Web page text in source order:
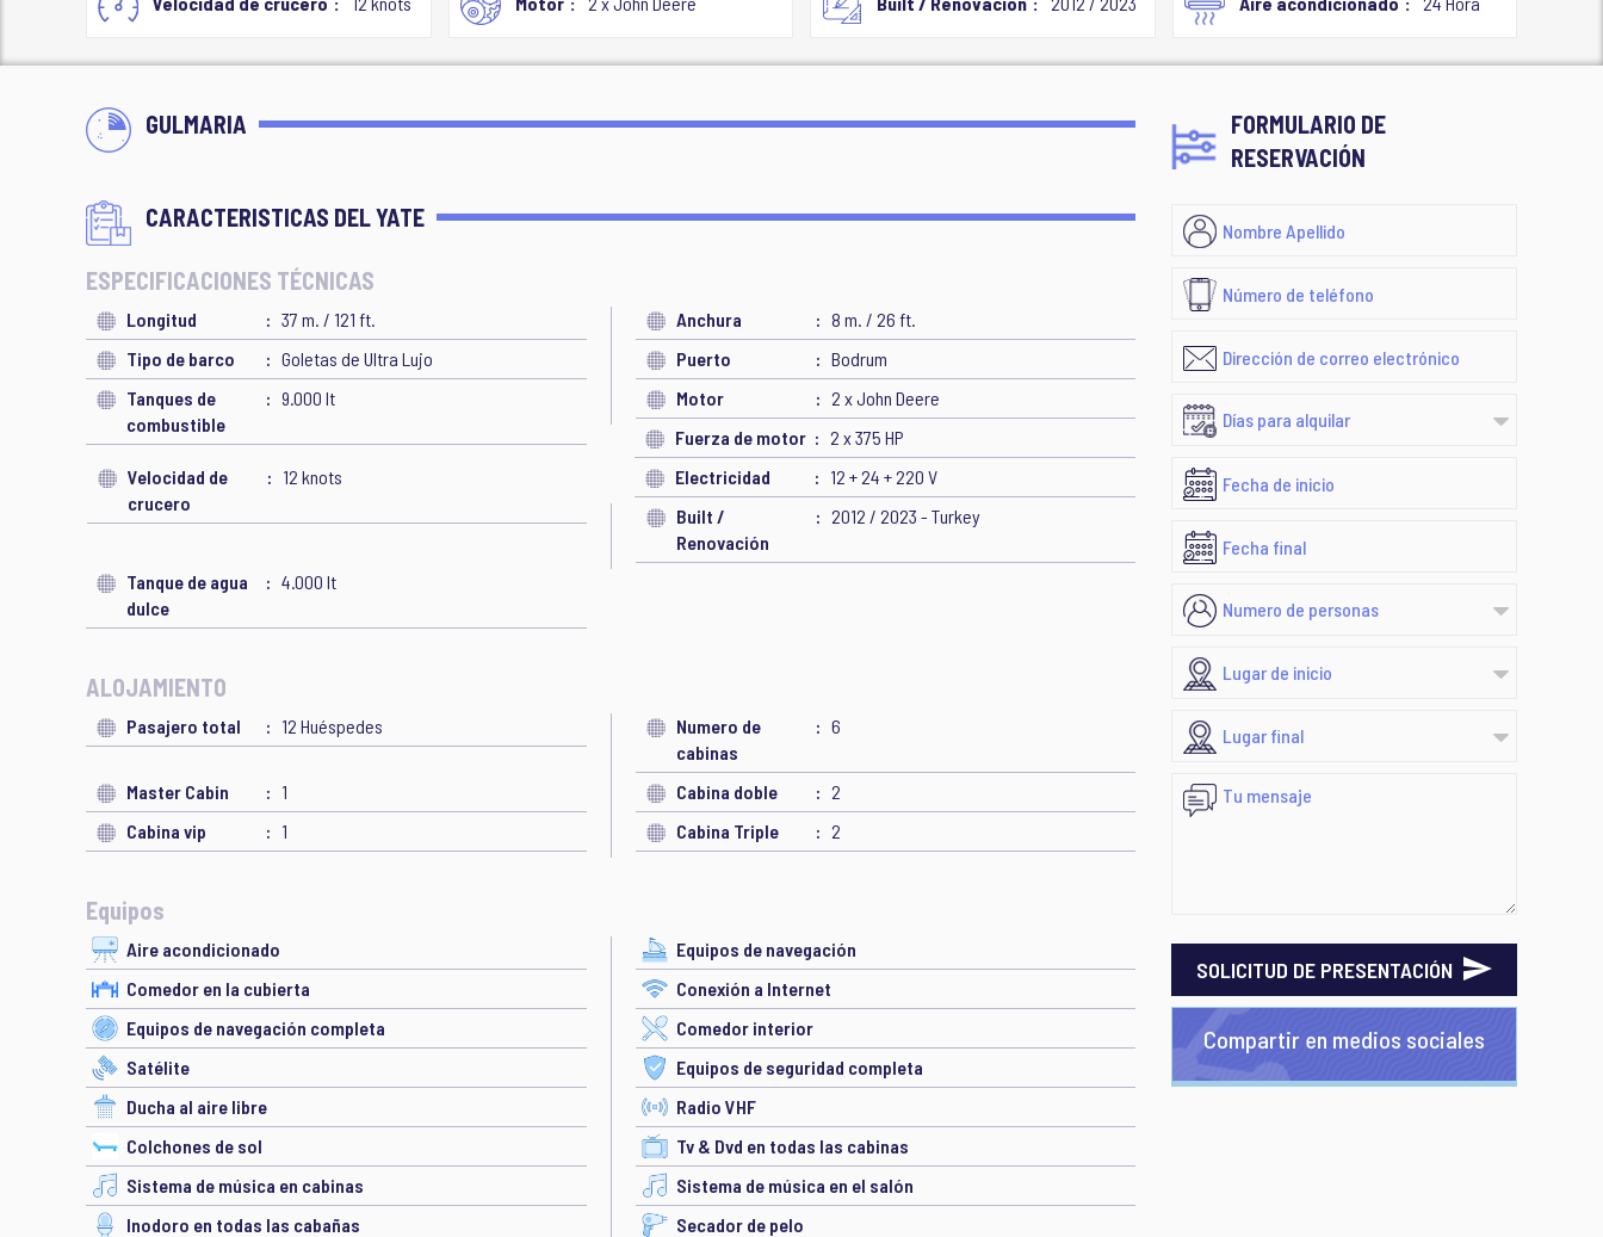
GULMARIA
CARACTERISTICAS DEL YATE
ESPECIFICACIONES TÉCNICAS
Longitud 37 m. / 121 ft. Anchura
8 m. / 26 ft.
Tipo de barco
Goletas de Ultra Lujo Puerto
Bodrum
Tanques de
combustible
9.000 lt Motor
2 x John Deere
Fuerza de motor
2 x 375 HP
Velocidad de
crucero
12 knots Electricidad
12 + 24 + 220 V
Built /
Renovación
2012 / 2023 - Turkey
Tanque de agua
dulce
4.000 lt
ALOJAMIENTO
Pasajero total 12 Huéspedes
Numero de
cabinas
6
Master Cabin 1 Cabina doble
2
Cabina vip
1 Cabina Triple 2
Equipos
Aire acondicionado
Equipos de navegación
Comedor en la cubierta
Conexión a Internet
Equipos de navegación completa
Comedor interior
Satélite
Equipos de seguridad completa
Ducha al aire libre
Radio VHF
Colchones de sol
Tv & Dvd en todas las cabinas
Sistema de música en cabinas
Sistema de música en el salón
Inodoro en todas las cabañas
Secador de pelo
FORMULARIO DE
RESERVACIÓN
SOLICITUD DE PRESENTACIÓN
Compartir en medios sociales